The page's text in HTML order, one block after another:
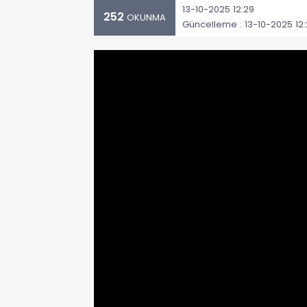
252 OKUNMA
13-10-2025 12:29
Güncelleme : 13-10-2025